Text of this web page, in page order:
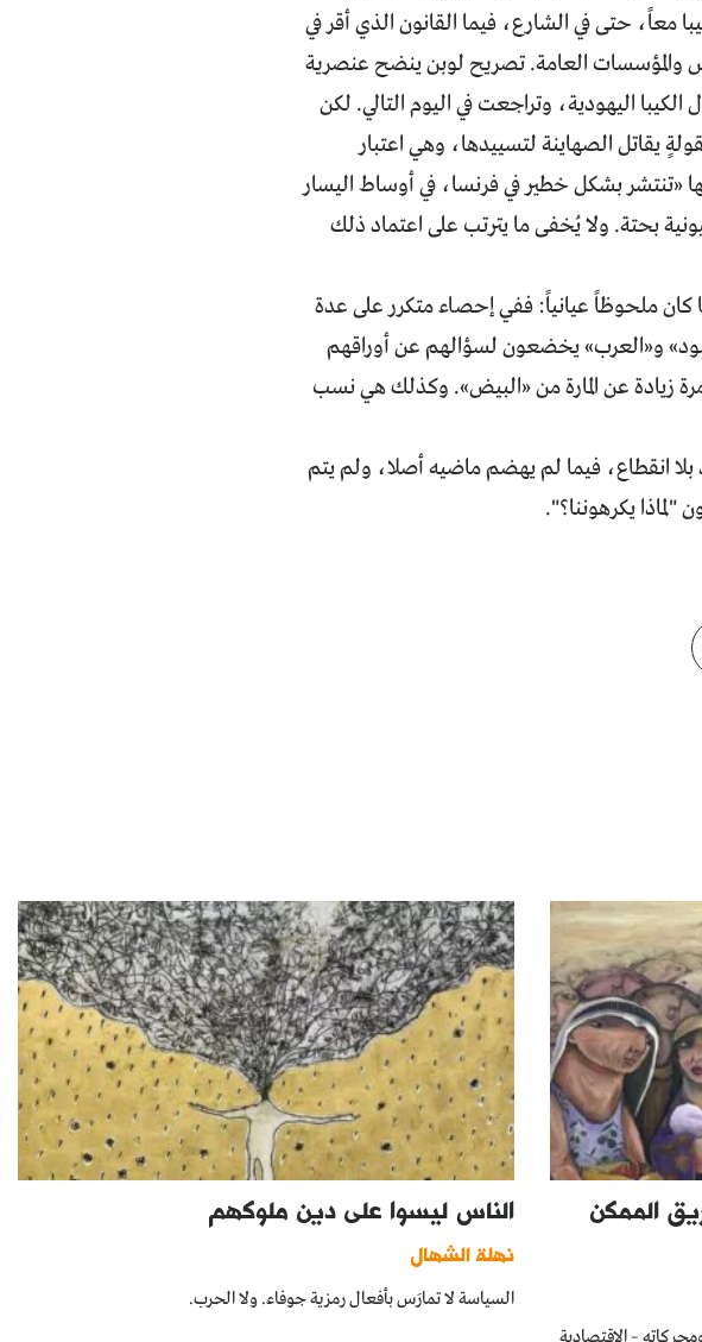
معاً، حتى في الشارع، فيما القانون الذي أقر في
في المدارس والمؤسسات العامة. تصريح لوبن ينضح عنصرية
اليهودية، وتراجعت في اليوم التالي. لكن
يقاتل الصهاينة لتسييدها، وهي اعتبار
«تنتشر بشكل خطير في فرنسا، في أوساط اليسار
بحتة. ولا يُخفى ما يترتب على اعتماد ذلك
ملحوظاً عيانياً: ففي إحصاء متكرر على عدة
تبين أن «السود» و«العرب» يخضعون لسؤالهم عن أوراقهم
وللتفتيش الدقيق من قبل الشرطة ما بين 7 إلى 11 مرة زيادة عن المارة من «البيض». وكذلك هي نسب
انقطاع، فيما لم يهضم ماضيه أصلا، ولم يتم
يكرهوننا؟".
الممكن
الناس ليسوا على دين ملوكهم
نهلة الشهال
السياسة لا تمارَس بأفعال رمزية جوفاء. ولا الحرب.